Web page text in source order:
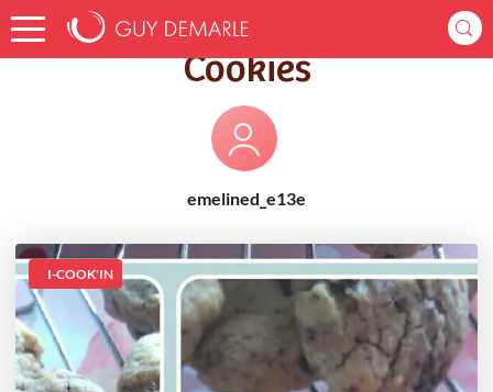
Accueil Recettes Cookies
Cookies
emelined_e13e
I-COOK'IN